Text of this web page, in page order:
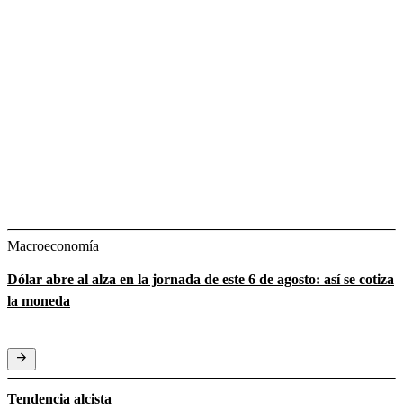
Macroeconomía
Dólar abre al alza en la jornada de este 6 de agosto: así se cotiza
la moneda
Tendencia alcista